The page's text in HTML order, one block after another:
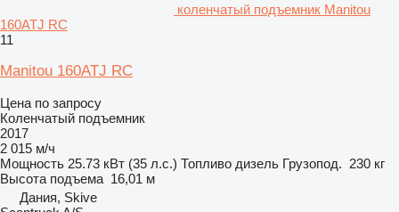
коленчатый подъемник Manitou
160ATJ RC
11
Manitou 160ATJ RC
Цена по запросу
Коленчатый подъемник
2017
2 015 м/ч
Мощность 25.73 кВт (35 л.с.) Топливо дизель Грузопод. 230 кг
Высота подъема 16,01 м
Дания, Skive